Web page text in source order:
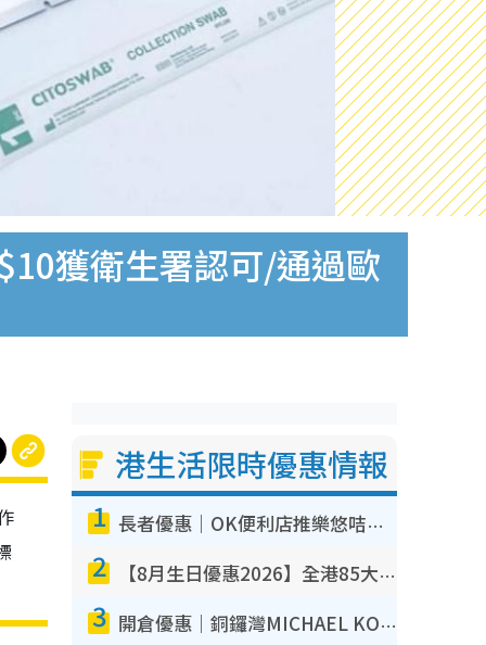
獲衛生署認可/通過歐
港生活限時優惠情報
1 長者優惠｜OK便利店推樂悠咭優惠！買麵包/牛奶/保健品拍卡即減
2 【8月生日優惠2026】全港85大食買玩著數攻略 自助餐/火鍋放題同行免費＋誠品/DONKI送現金券
3 開倉優惠｜銅鑼灣MICHAEL KORS開倉低至17折！直擊$500起買手袋/銀包/鞋款 必買經典Jet Set系列